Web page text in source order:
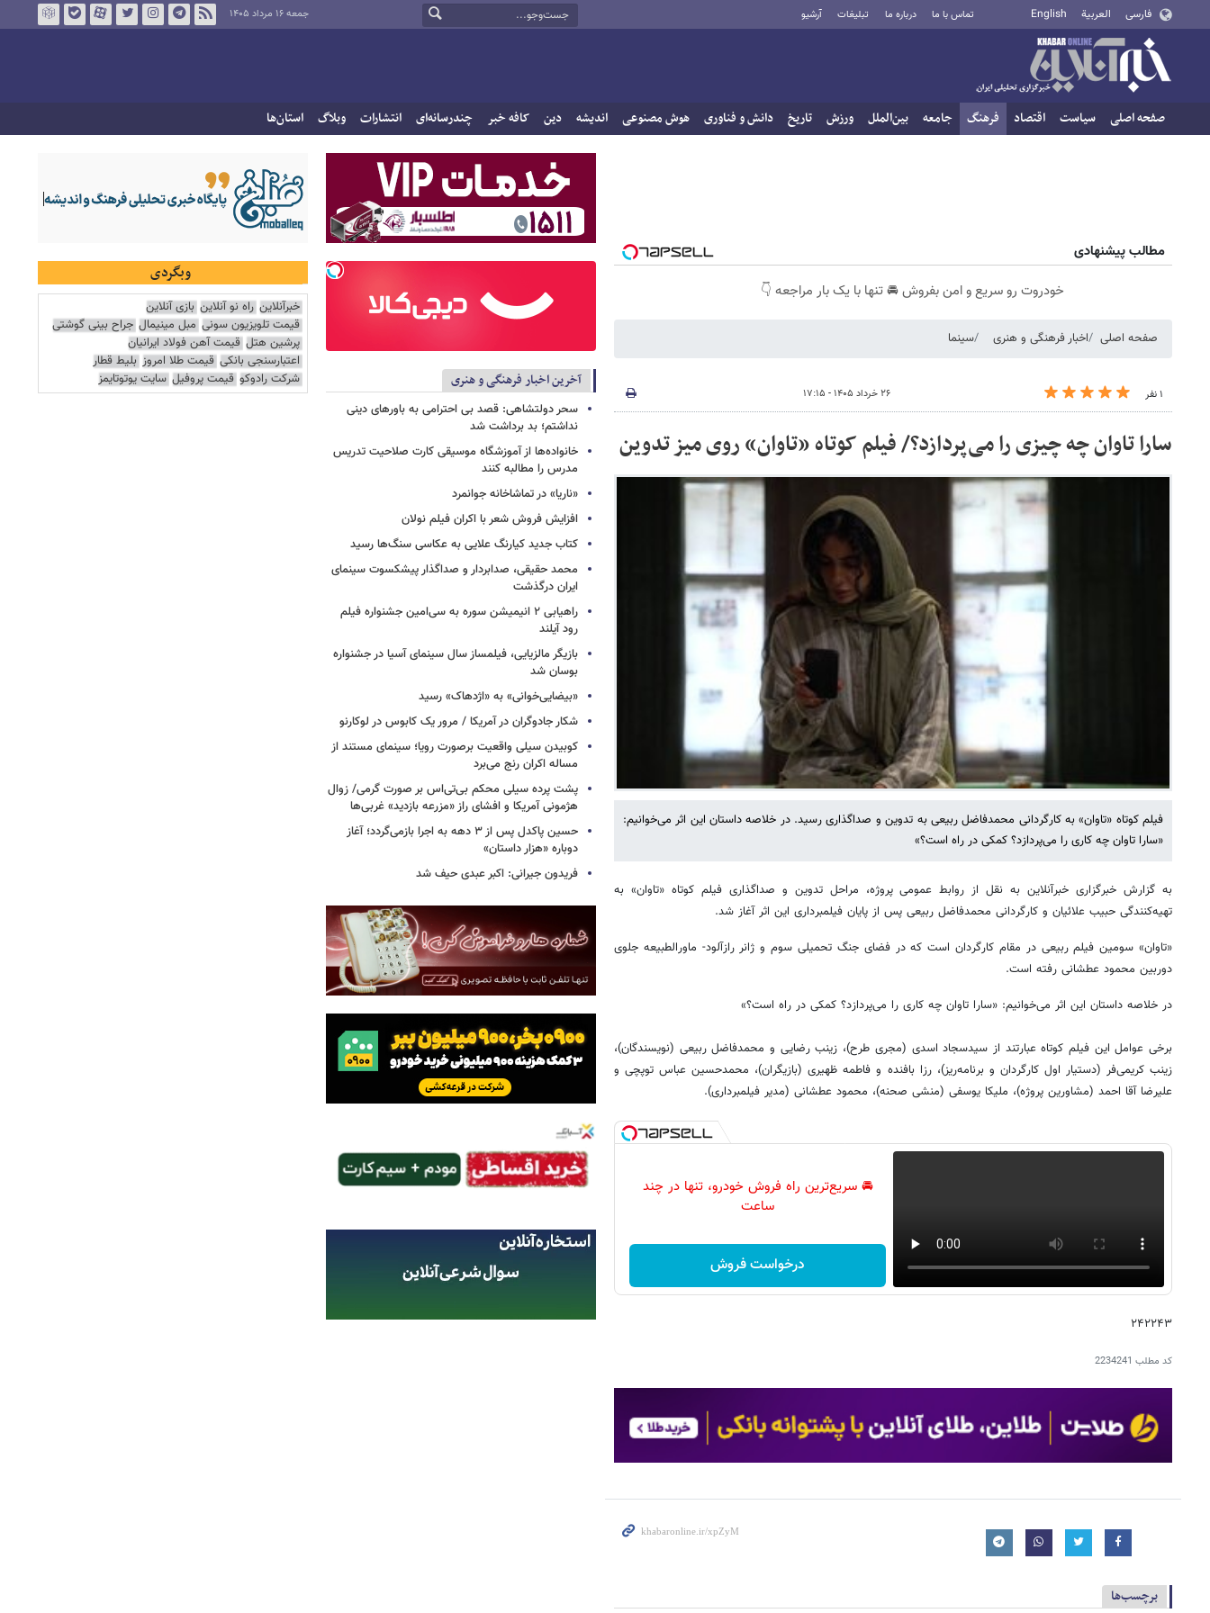
فارسی العربية English تماس با ما درباره ما تبلیغات آرشیو جمعه ۱۶ مرداد ۱۴۰۵
صفحه اصلی سیاست اقتصاد فرهنگ جامعه بین‌الملل ورزش تاریخ دانش و فناوری هوش مصنوعی اندیشه دین کافه خبر چندرسانه‌ای انتشارات وبلاگ استان‌ها
مطالب پیشنهادی
خودروت رو سریع و امن بفروش 🚘 تنها با یک بار مراجعه 👇
صفحه اصلی اخبار فرهنگی و هنری سینما
۱ نفر ۲۶ خرداد ۱۴۰۵ - ۱۷:۱۵
سارا تاوان چه چیزی را می‌پردازد؟/ فیلم کوتاه «تاوان» روی میز تدوین
فیلم کوتاه «تاوان» به کارگردانی محمدفاضل ربیعی به تدوین و صداگذاری رسید. در خلاصه داستان این اثر می‌خوانیم:
«سارا تاوان چه کاری را می‌پردازد؟ کمکی در راه است؟»
به گزارش خبرگزاری خبرآنلاین به نقل از روابط عمومی پروژه، مراحل تدوین و صداگذاری فیلم کوتاه «تاوان» به
تهیه‌کنندگی حبیب علائیان و کارگردانی محمدفاضل ربیعی پس از پایان فیلمبرداری این اثر آغاز شد.
«تاوان» سومین فیلم ربیعی در مقام کارگردان است که در فضای جنگ تحمیلی سوم و ژانر رازآلود- ماورالطبیعه جلوی
دوربین محمود عطشانی رفته است.
در خلاصه داستان این اثر می‌خوانیم: «سارا تاوان چه کاری را می‌پردازد؟ کمکی در راه است؟»
برخی عوامل این فیلم کوتاه عبارتند از سیدسجاد اسدی (مجری طرح)، زینب رضایی و محمدفاضل ربیعی (نویسندگان)،
زینب کریمی‌فر (دستیار اول کارگردان و برنامه‌ریز)، رزا بافنده و فاطمه ظهیری (بازیگران)، محمدحسین عباس توپچی و
علیرضا آقا احمد (مشاورین پروژه)، ملیکا یوسفی (منشی صحنه)، محمود عطشانی (مدیر فیلمبرداری).
🚘 سریع‌ترین راه فروش خودرو، تنها در چند
ساعت
درخواست فروش
۲۴۲۲۴۳
کد مطلب 2234241
برچسب‌ها
آخرین اخبار فرهنگی و هنری
سحر دولتشاهی: قصد بی احترامی به باورهای دینی
نداشتم؛ بد برداشت شد
خانواده‌ها از آموزشگاه موسیقی کارت صلاحیت تدریس
مدرس را مطالبه کنند
«ناریا» در تماشاخانه جوانمرد
افزایش فروش شعر با اکران فیلم نولان
کتاب جدید کیارنگ علایی به عکاسی سنگ‌ها رسید
محمد حقیقی، صدابردار و صداگذار پیشکسوت سینمای
ایران درگذشت
راهیابی ۲ انیمیشن سوره به سی‌امین جشنواره فیلم
رود آیلند
بازیگر مالزیایی، فیلمساز سال سینمای آسیا در جشنواره
بوسان شد
«بیضایی‌خوانی» به «اژدهاک» رسید
شکار جادوگران در آمریکا / مرور یک کابوس در لوکارنو
کوبیدن سیلی واقعیت برصورت رویا؛ سینمای مستند از
مساله اکران رنج می‌برد
پشت پرده سیلی محکم بی‌تی‌اس بر صورت گرمی/ زوال
هژمونی آمریکا و افشای راز «مزرعه بازدید» غربی‌ها
حسین پاکدل پس از ۳ دهه به اجرا بازمی‌گردد؛ آغاز
دوباره «هزار داستان»
فریدون جیرانی: اکبر عبدی حیف شد
وبگردی
خبرآنلاین راه نو آنلاین بازی آنلاین
قیمت تلویزیون سونی مبل مینیمال جراح بینی گوشتی
پرشین هتل قیمت آهن فولاد ایرانیان
اعتبارسنجی بانکی قیمت طلا امروز بلیط قطار
شرکت رادوکو قیمت پروفیل سایت یوتوتایمز